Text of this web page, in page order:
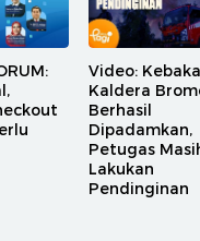
Video:
Kaldera
Berhasil
Dipadamkan,
Petugas
Lakukan
Pendinginan